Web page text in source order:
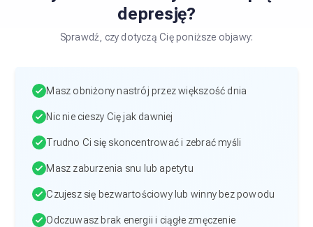
depresję?
Sprawdź, czy dotyczą Cię poniższe objawy:
Masz obniżony nastrój przez większość dnia
Nic nie cieszy Cię jak dawniej
Trudno Ci się skoncentrować i zebrać myśli
Masz zaburzenia snu lub apetytu
Czujesz się bezwartościowy lub winny bez powodu
Odczuwasz brak energii i ciągłe zmęczenie